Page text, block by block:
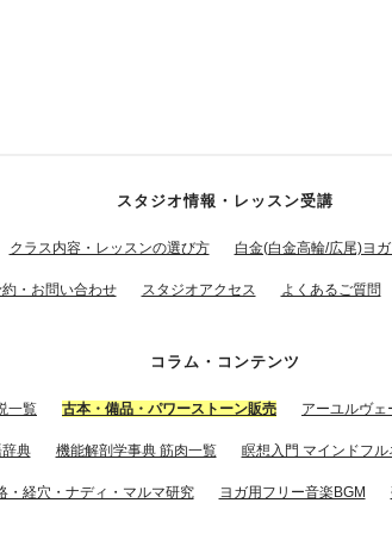
スタジオ情報・レッスン受講
クラス内容・レッスンの選び方 白金(白金高輪/広尾)ヨ
約・お問い合わせ スタジオアクセス よくあるご質問
コラム・コンテンツ
一覧 古本・備品・パワーストーン販売 アーユルヴ
典 機能解剖学事典 筋肉一覧 瞑想入門 マインドフル
・経穴・ナディ・マルマ研究 ヨガ用フリー音楽BGM